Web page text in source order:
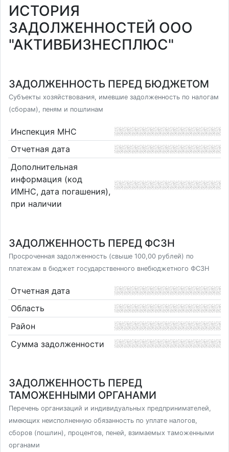
ИСТОРИЯ
ЗАДОЛЖЕННОСТЕЙ ООО
"АКТИВБИЗНЕСПЛЮС"
ЗАДОЛЖЕННОСТЬ ПЕРЕД БЮДЖЕТОМ
Субъекты хозяйствования, имевшие задолженность по налогам
(сборам), пеням и пошлинам
Инспекция МНС
Отчетная дата
Дополнительная
информация (код
ИМНС, дата погашения),
при наличии
ЗАДОЛЖЕННОСТЬ ПЕРЕД ФСЗН
Просроченная задолженность (свыше 100,00 рублей) по
платежам в бюджет государственного внебюджетного ФСЗН
Отчетная дата
Область
Район
Сумма задолженности
ЗАДОЛЖЕННОСТЬ ПЕРЕД
ТАМОЖЕННЫМИ ОРГАНАМИ
Перечень организаций и индивидуальных предпринимателей,
имеющих неисполненную обязанность по уплате налогов,
сборов (пошлин), процентов, пеней, взимаемых таможенными
органами